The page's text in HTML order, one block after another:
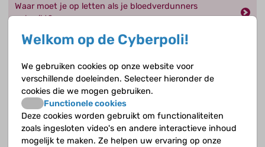
Waar moet je op letten als je bloedverdunners
gebruikt?
Waarom moet je bloed regelmatig gecontroleerd
Wanneer heb je een antistollingspas nodig?
Wanneer moet je naar de trombosedienst?
Wanneer wordt een stolsel operatief verwijderd?
Welkom op de Cyberpoli!
We gebruiken cookies op onze website voor
verschillende doeleinden. Selecteer hieronder de
cookies die we mogen gebruiken.
Functionele cookies
Deze cookies worden gebruikt om functionaliteiten
zoals ingesloten video's en andere interactieve inhoud
mogelijk te maken. Ze helpen uw ervaring op onze